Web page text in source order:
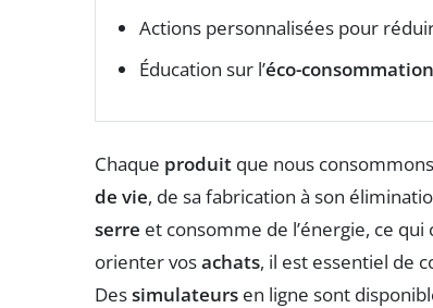
Actions personnalisées pour
Éducation sur l’éco-consommation
Chaque produit que nous
de vie, de sa fabrication à son
serre et consomme de l’énergie, ce qui
orienter vosachats, il est essentiel de
Dessimulateurs en ligne sont